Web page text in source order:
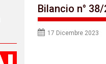
Bilancio n°
17 Dicembre 2023